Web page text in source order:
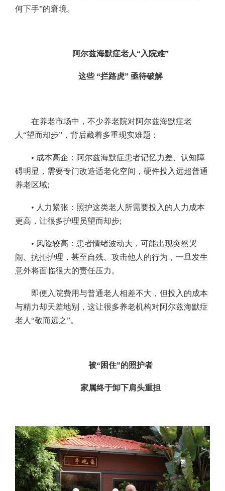
何下手”的窘境。
阿尔兹海默症老人“入院难”
这些 “拦路虎” 亟待破解
在养老市场中，不少养老院对阿尔兹海默症老
人“望而却步”，背后藏着多重现实难题：
• 成本高企：阿尔兹海默症患者记忆力差、认知障
碍明显，需要专门改造适老化空间，硬件投入远超普通
养老区域;
• 人力紧张：照护这类老人所需要投入的人力成本
更高，让很多护理员望而却步;
• 风险较高：患者情绪波动大，可能出现突然哭
闹、抗拒护理，甚至自残、攻击他人的行为，一旦发生
意外将面临很大的责任压力。
即便入院费用与普通老人相差不大，但投入的成本
与精力却天差地别，这让很多养老机构对阿尔兹海默症
老人“敬而远之”。
被“困住”的照护者
家属终于卸下肩头重担